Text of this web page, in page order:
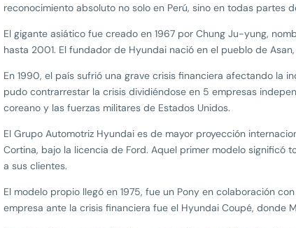
reconocimiento absoluto no solo en Perú, sino en todas partes
El gigante asiático fue creado en 1967 por Chung Ju-yung,
hasta 2001. El fundador de Hyundai nació en el pueblo de
En 1990, el país sufrió una grave crisis financiera afectando la
pudo contrarrestar la crisis dividiéndose en 5 empresas
coreano y las fuerzas militares de Estados Unidos.
El Grupo Automotriz Hyundai es de mayor proyección
Cortina, bajo la licencia de Ford. Aquel primer modelo
a sus clientes.
El modelo propio llegó en 1975, fue un Pony en colaboración
empresa ante la crisis financiera fue el Hyundai Coupé, donde